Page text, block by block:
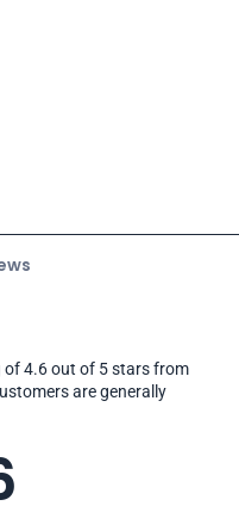
of 4.6 out of 5 stars from
are generally